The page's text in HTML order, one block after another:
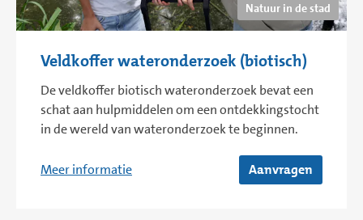
Natuur in de stad
Veldkoffer wateronderzoek (biotisch)
De veldkoffer biotisch wateronderzoek bevat een
schat aan hulpmiddelen om een ontdekkingstocht
in de wereld van wateronderzoek te beginnen.
Meer informatie Aanvragen